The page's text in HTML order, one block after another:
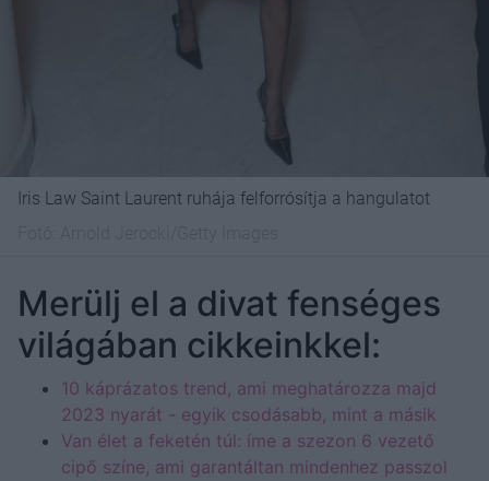
Iris Law Saint Laurent ruhája felforrósítja a hangulatot
Merülj el a divat fenséges
világában cikkeinkkel:
10 káprázatos trend, ami meghatározza majd
2023 nyarát - egyik csodásabb, mint a másik
Van élet a feketén túl: íme a szezon 6 vezető
cipő színe, ami garantáltan mindenhez passzol